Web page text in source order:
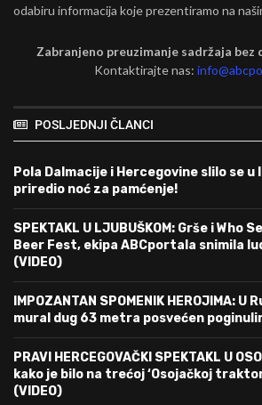
odabiru informacija koje prezentiramo na
Zabranjeno preuzimanje sadržaja bez
Kontaktirajte nas:
POSLJEDNJI ČLANCI
Pola Dalmacije i Hercegovine slilo se
priredio noć za pamćenje!
SPEKTAKL U LJUBUŠKOM: Grše i Who
Beer Fest, ekipa ABCportala snimila
(VIDEO)
IMPOZANTAN SPOMENIK HEROJIMA:
mural dug 63 metra posvećen
PRAVI HERCEGOVAČKI SPEKTAKL U
kako je bilo na trećoj ‘Osojačkoj
(VIDEO)